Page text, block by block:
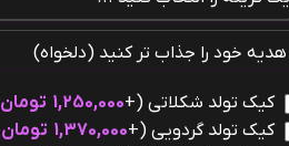
خود را جذاب تر کنید (دلخواه)
کیک تولد شکلاتی (+
1,250,000 تومان
کیک تولد گردویی (+
1,370,000 تومان